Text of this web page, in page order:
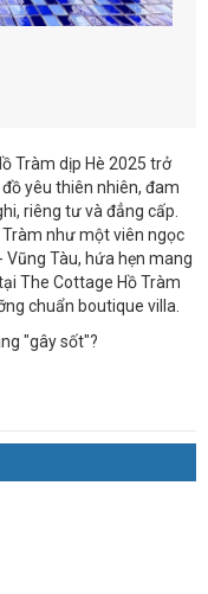
Tràm dịp Hè 2025 trở
yêu thiên nhiên, đam
riêng tư và đẳng cấp.
Tràm như một viên ngọc
Tàu, hứa hẹn mang
The Cottage Hồ Tràm
chuẩn boutique villa.
"gây sốt"?